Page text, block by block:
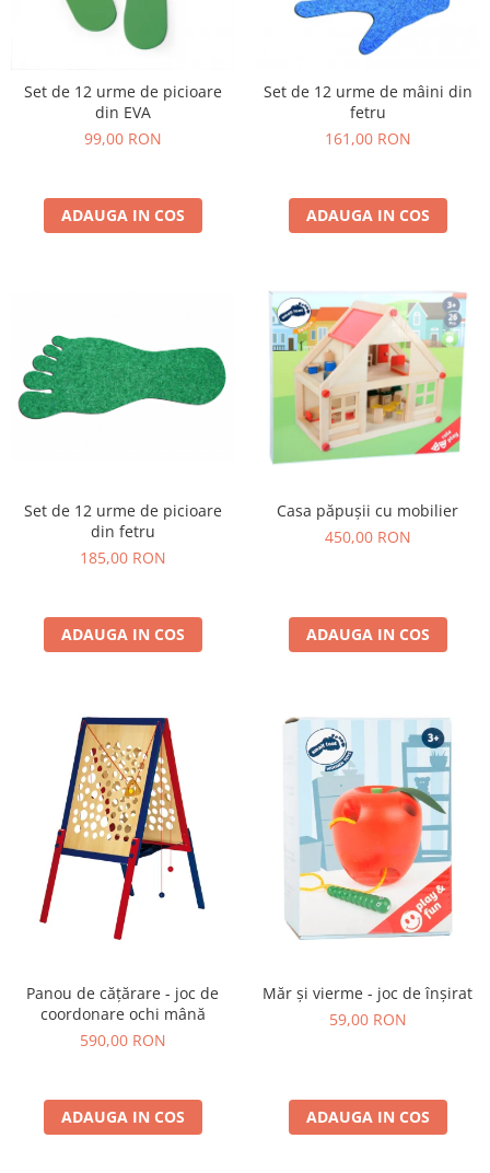
Set de 12 urme de picioare
din EVA
99,00 RON
ADAUGA IN COS
Set de 12 urme de mâini din
fetru
161,00 RON
ADAUGA IN COS
Set de 12 urme de picioare
din fetru
185,00 RON
ADAUGA IN COS
Casa păpușii cu mobilier
450,00 RON
ADAUGA IN COS
Panou de cățărare - joc de
coordonare ochi mână
590,00 RON
ADAUGA IN COS
Măr și vierme - joc de înșirat
59,00 RON
ADAUGA IN COS